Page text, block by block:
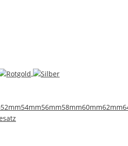
52mm54mm56mm58mm60mm62mm